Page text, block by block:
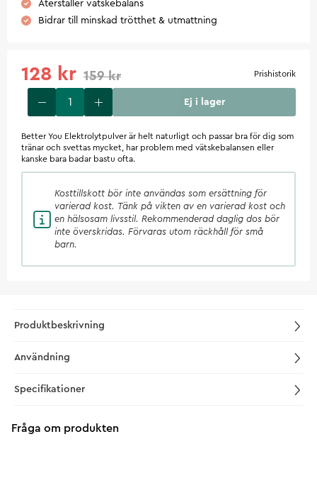
Återställer vätskebalans
Bidrar till minskad trötthet & utmattning
128 kr 159 kr Prishistorik
Ej i lager
Better You Elektrolytpulver är helt naturligt och passar bra för dig som
tränar och svettas mycket, har problem med vätskebalansen eller
kanske bara badar bastu ofta.
Kosttillskott bör inte användas som ersättning för
varierad kost. Tänk på vikten av en varierad kost och
en hälsosam livsstil. Rekommenderad daglig dos bör
inte överskridas. Förvaras utom räckhåll för små
barn.
Produktbeskrivning
Användning
Specifikationer
Fråga om produkten